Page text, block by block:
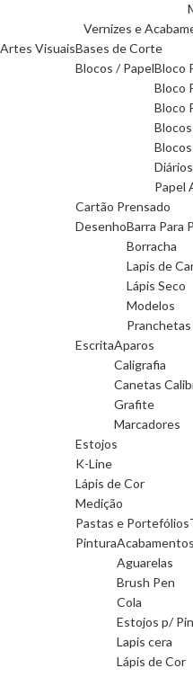
Vernizes e
Artes VisuaisBases de Corte
Blocos / PapelBloco
Bloco
Bloco
Papel
Cartão Prensado
DesenhoBarra Para
Borracha
Lapis de
Lápis Seco
Modelos
Pranchetas
EscritaAparos
Caligrafia
Canetas
Grafite
Marcadores
Estojos
K-Line
Lápis de Cor
Medição
Pastas e Portefólios
PinturaAcabamentos
Aguarelas
Brush Pen
Cola
Estojos p/
Lapis cera
Lápis de Cor